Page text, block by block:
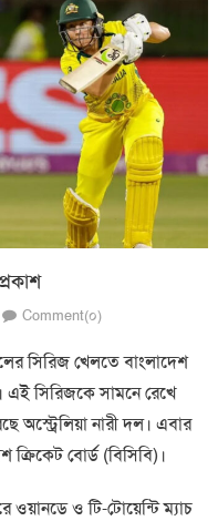
Comment(০)
সিরিজ খেলতে বাংলাদেশ
এই সিরিজকে সামনে রেখে
অস্ট্রেলিয়া নারী দল। এবার
বোর্ড (বিসিবি)।
ওয়ানডে ও টি-টোয়েন্টি ম্যাচ